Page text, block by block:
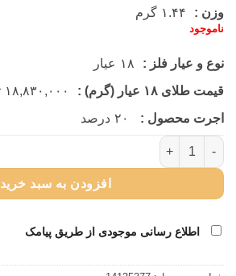
وزن : ۱.۴۴ گرم
ناموجود
نوع و عیار فلز : ۱۸ عیار
قیمت طلای ۱۸ عیار (گرم) :
۱۸,۸۳۰,۰۰۰
اجرت محصول :
۲۰ درصد
انگشتر رولکس مربع سایز یک عدد
افزودن به سبد خرید
اطلاع رسانی موجودی از طریق پیامک